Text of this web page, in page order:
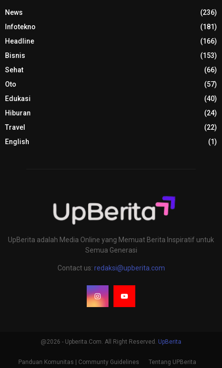
News
(236)
Infotekno
(181)
Headline
(166)
Bisnis
(153)
Sehat
(66)
Oto
(57)
Edukasi
(40)
Hiburan
(24)
Travel
(22)
English
(1)
UpBerita adalah Media Online yang Memuat Berita Inspiratif untuk
Semua Generasi
Contact us: redaksi@upberita.com
@2026 - Upberita.Com. All Right Reserved. UpBerita
Panduan Komunitas | Communty Guidelines Tentang UPBerita